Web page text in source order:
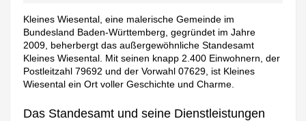
Kleines Wiesental, eine malerische Gemeinde im
Bundesland Baden-Württemberg, gegründet im Jahre
2009, beherbergt das außergewöhnliche Standesamt
Kleines Wiesental. Mit seinen knapp 2.400 Einwohnern, der
Postleitzahl 79692 und der Vorwahl 07629, ist Kleines
Wiesental ein Ort voller Geschichte und Charme.
Das Standesamt und seine Dienstleistungen